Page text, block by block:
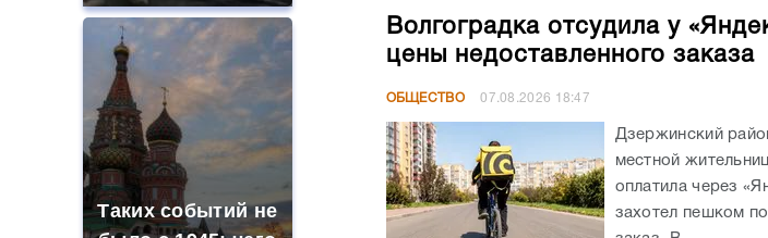
Таких событий не
Волгоградка отсудила у
цены недоставленного заказа
ОБЩЕСТВО 07.08.2026 18:47
Дзержинский
местной
оплатила через
захотел пешком